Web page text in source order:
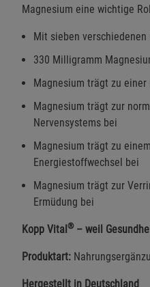
Magnesium eine wichtige
Mit sieben
330 Milligramm
Magnesium trägt zu
Magnesium trägt zur
Nervensystems bei
Magnesium trägt zu
Energiestoffwechsel bei
Magnesium trägt zur
Ermüdung bei
Kopp Vital®– weil
Produktart:
Hergestellt in Deutschland